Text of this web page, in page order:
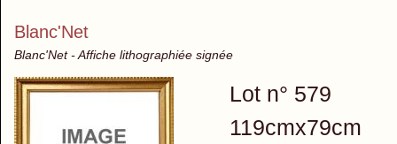
Blanc'Net
Blanc'Net - Affiche lithographiée signée
Lot n° 579
119cmx79cm